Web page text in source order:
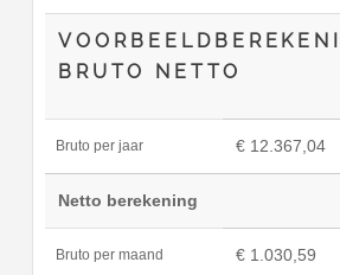
BRUTO NETTO
Bruto per jaar € 12.367,04
Netto berekening
Bruto per maand € 1.030,59